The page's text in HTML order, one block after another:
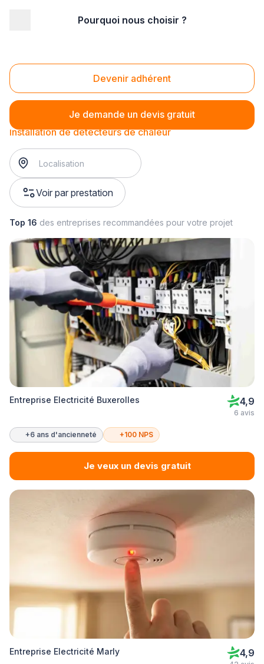
Pourquoi nous choisir ?
Devenir adhérent
Je demande un devis gratuit
Installation de détecteurs de chaleur
Installation de détecteurs de chaleur
Voir par prestation
Top 16 des entreprises recommandées pour votre projet
Entreprise Electricité Buxerolles 4,9
6 avis
+6 ans d'ancienneté +100 NPS
Je veux un devis gratuit
Entreprise Electricité Marly 4,9